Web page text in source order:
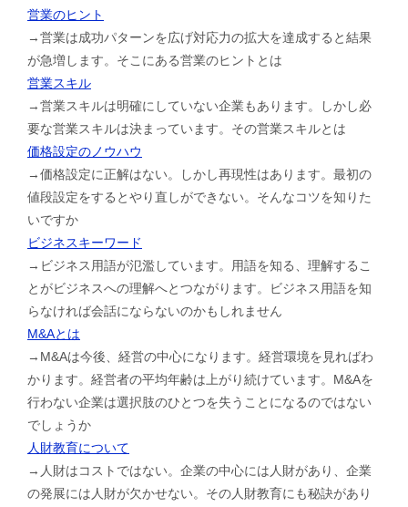
営業のヒント
→営業は成功パターンを広げ対応力の拡大を達成すると結果
が急増します。そこにある営業のヒントとは
営業スキル
→営業スキルは明確にしていない企業もあります。しかし必
要な営業スキルは決まっています。その営業スキルとは
価格設定のノウハウ
→価格設定に正解はない。しかし再現性はあります。最初の
値段設定をするとやり直しができない。そんなコツを知りた
いですか
ビジネスキーワード
→ビジネス用語が氾濫しています。用語を知る、理解するこ
とがビジネスへの理解へとつながります。ビジネス用語を知
らなければ会話にならないのかもしれません
M&Aとは
→M&Aは今後、経営の中心になります。経営環境を見ればわ
かります。経営者の平均年齢は上がり続けています。M&Aを
行わない企業は選択肢のひとつを失うことになるのではない
でしょうか
人財教育について
→人財はコストではない。企業の中心には人財があり、企業
の発展には人財が欠かせない。その人財教育にも秘訣があり